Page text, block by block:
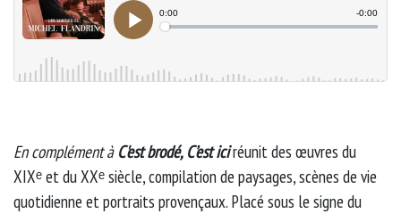
En complément à C'est brodé, C’est iciréunit des œuvres du
XIXᵉ et du XXᵉ siècle, compilation de paysages, scènes de vie
quotidienne et portraits provençaux. Placé sous le signe du